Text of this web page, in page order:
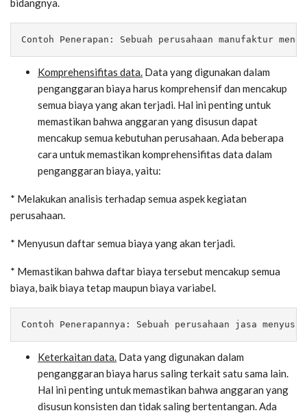
bidangnya.
Contoh Penerapan: Sebuah perusahaan manufaktur
Komprehensifitas data. Data yang digunakan dalam
penganggaran biaya harus komprehensif dan mencakup
semua biaya yang akan terjadi. Hal ini penting untuk
memastikan bahwa anggaran yang disusun dapat
mencakup semua kebutuhan perusahaan. Ada beberapa
cara untuk memastikan komprehensifitas data dalam
penganggaran biaya, yaitu:
* Melakukan analisis terhadap semua aspek kegiatan
perusahaan.
* Menyusun daftar semua biaya yang akan terjadi.
* Memastikan bahwa daftar biaya tersebut mencakup semua
biaya, baik biaya tetap maupun biaya variabel.
Contoh Penerapannya: Sebuah perusahaan jasa
Keterkaitan data. Data yang digunakan dalam
penganggaran biaya harus saling terkait satu sama lain.
Hal ini penting untuk memastikan bahwa anggaran yang
disusun konsisten dan tidak saling bertentangan. Ada